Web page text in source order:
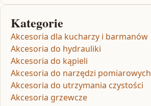
Kategorie
Akcesoria dla kucharzy i barmanów
Akcesoria do hydrauliki
Akcesoria do kąpieli
Akcesoria do narzędzi pomiarowych
Akcesoria do utrzymania czystości
Akcesoria grzewcze